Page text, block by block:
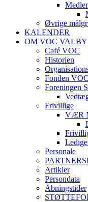
Øvrige
KALENDER
OM VOC VALBY
Café VOC
Historien
Fonden
Foreningen
Frivillige
VÆR
Personale
Artikler
Persondata
Åbningstider